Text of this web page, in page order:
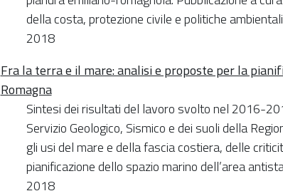
della costa, protezione civile e politiche
2018
Fra la terra e il mare: analisi e proposte per la
Romagna
Sintesi dei risultati del lavoro svolto nel 2016-
Servizio Geologico, Sismico e dei suoli della
gli usi del mare e della fascia costiera, delle
pianificazione dello spazio marino dell’area
2018